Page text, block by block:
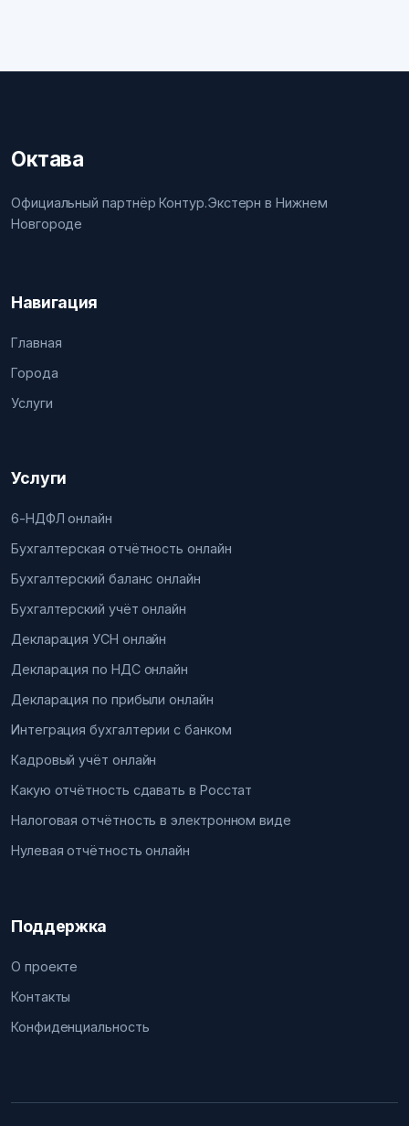
Октава
Официальный партнёр Контур.Экстерн в Нижнем
Новгороде
Навигация
Главная
Города
Услуги
Услуги
6-НДФЛ онлайн
Бухгалтерская отчётность онлайн
Бухгалтерский баланс онлайн
Бухгалтерский учёт онлайн
Декларация УСН онлайн
Декларация по НДС онлайн
Декларация по прибыли онлайн
Интеграция бухгалтерии с банком
Кадровый учёт онлайн
Какую отчётность сдавать в Росстат
Налоговая отчётность в электронном виде
Нулевая отчётность онлайн
Поддержка
О проекте
Контакты
Конфиденциальность